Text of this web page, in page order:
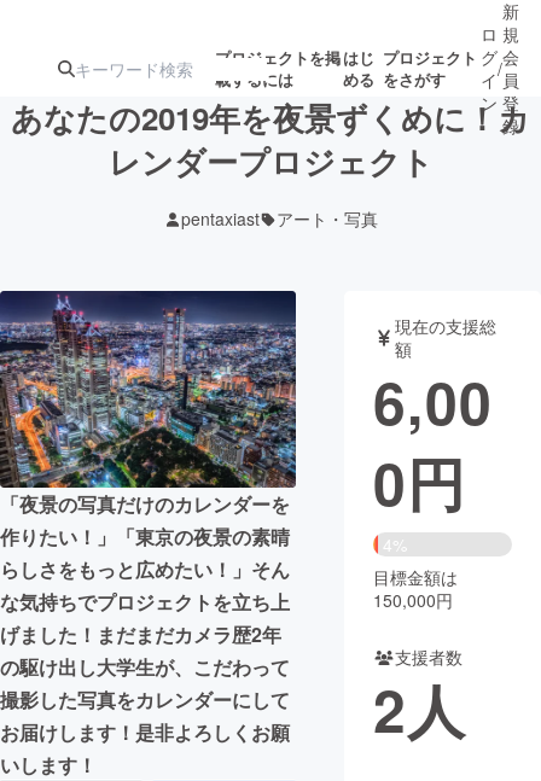
プロジェクトを掲
載するには
はじ
める
プロジェクト
をさがす
ジェクト
募集終了が近いプ
ロジェクト
アート・写真 音楽
テクノロジー・ガジェット ゲーム・サ
映像・映画 書籍・雑誌
ビジネス・起業 チャレンジ
まちづくり・地域活性化
CAMPFIRE for Social Good
CAMPFIRE Creation
CAMPFIREふるさと納税machi-ya コミュニティ
ロ
グ
イ
ン
/
新
規
会
員
登
録
あなたの2019年を夜景ずくめに！カ
レンダープロジェクト
pentaxiast アート・写真
「夜景の写真だけのカレンダーを
作りたい！」「東京の夜景の素晴
らしさをもっと広めたい！」そん
な気持ちでプロジェクトを立ち上
げました！まだまだカメラ歴2年
の駆け出し大学生が、こだわって
撮影した写真をカレンダーにして
お届けします！是非よろしくお願
いします！
現在の支援総
額
6,00
0円
4%
目標金額は
150,000円
支援者数
2人